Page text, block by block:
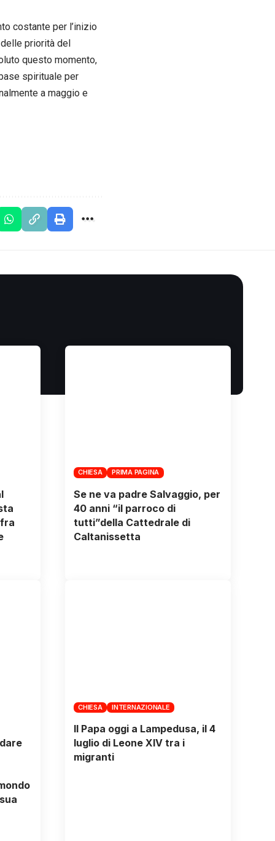
costante per l’inizio
priorità del
questo momento,
spirituale per
a maggio e
CHIESA PRIMA PAGINA
Se ne va padre Salvaggio, per
40 anni “il parroco di
tutti”della Cattedrale di
Caltanissetta
CHIESA INTERNAZIONALE
Il Papa oggi a Lampedusa, il 4
luglio di Leone XIV tra i
migranti